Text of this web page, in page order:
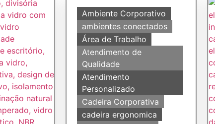
Ambiente Corporativo
ambientes conectados
Área de Trabalho
Atendimento de
Qualidade
Atendimento
Personalizado
Cadeira Corporativa
cadeira ergonomica